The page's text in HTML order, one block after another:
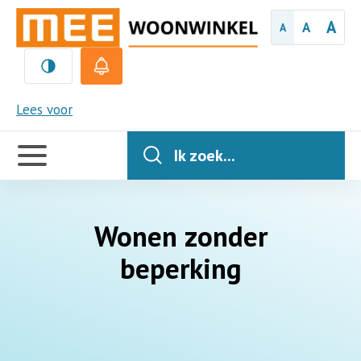
A A A
Lees voor
MEE
Handige
links
Ik zoek...
Wonen zonder
beperking